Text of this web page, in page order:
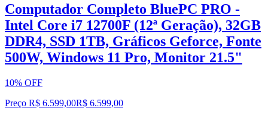
Computador Completo BluePC PRO -
Intel Core i7 12700F (12ª Geração), 32GB
DDR4, SSD 1TB, Gráficos Geforce, Fonte
500W, Windows 11 Pro, Monitor 21.5"
10% OFF
Preço R$ 6.599,00R$ 6.599,00